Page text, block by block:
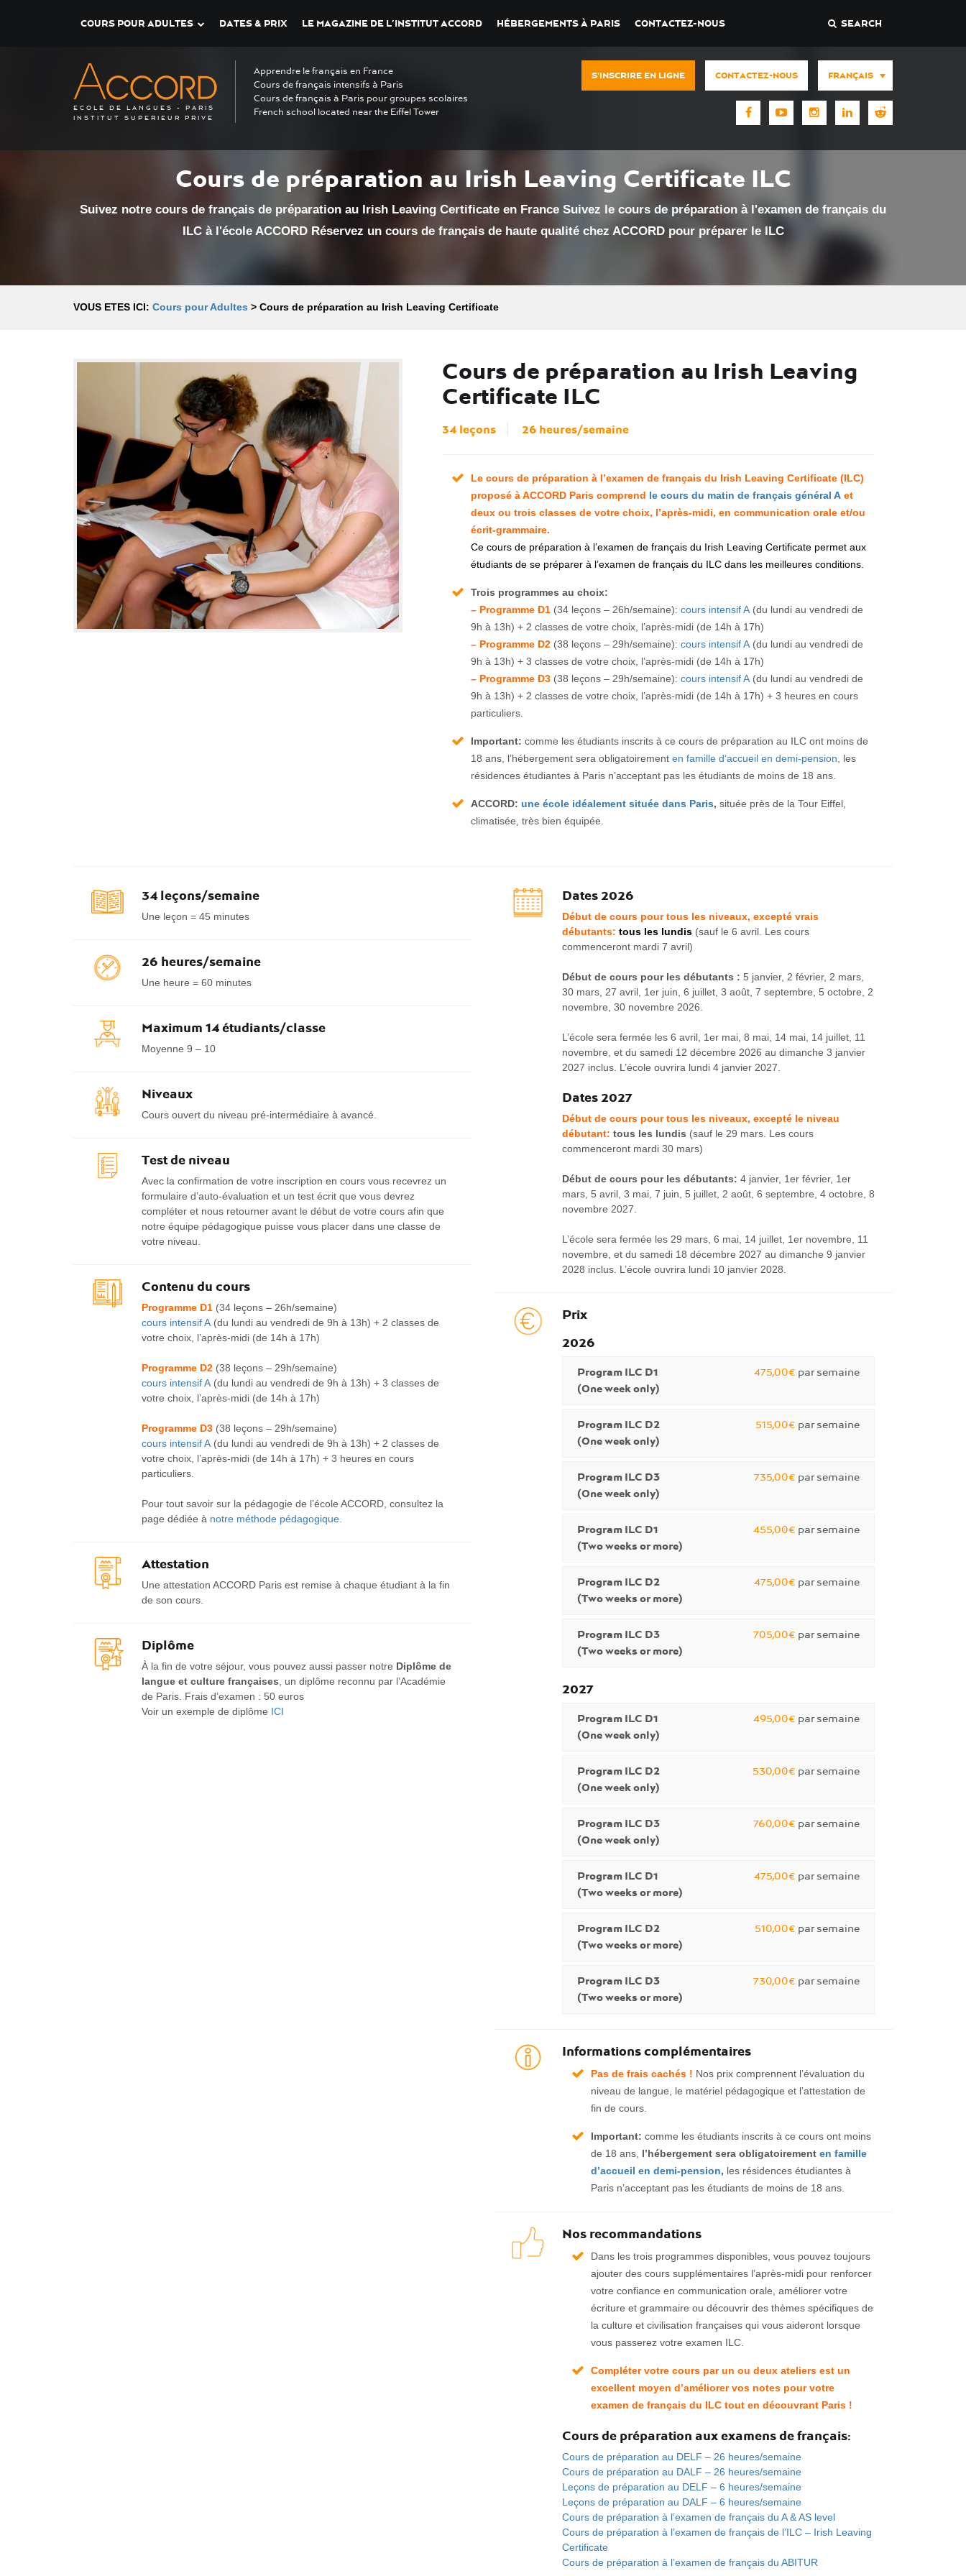
COURS POUR ADULTES DATES & PRIX LE MAGAZINE DE L’INSTITUT ACCORD HÉBERGEMENTS À PARIS CONTACTEZ-NOUS SEARCH
ECOLE DE LANGUES - PARIS
INSTITUT SUPERIEUR PRIVE
Apprendre le français en France
Cours de français intensifs à Paris
Cours de français à Paris pour groupes scolaires
French school located near the Eiffel Tower
S'INSCRIRE EN LIGNE CONTACTEZ-NOUS FRANÇAIS
Cours de préparation au Irish Leaving Certificate ILC
Suivez notre cours de français de préparation au Irish Leaving Certificate en France Suivez le cours de préparation à l'examen de français du
ILC à l'école ACCORD Réservez un cours de français de haute qualité chez ACCORD pour préparer le ILC
VOUS ETES ICI: Cours pour Adultes > Cours de préparation au Irish Leaving Certificate
Cours de préparation au Irish Leaving
Certificate ILC
34 leçons 26 heures/semaine
Le cours de préparation à l’examen de français du Irish Leaving Certificate (ILC)
proposé à ACCORD Paris comprend le cours du matin de français général Aet
deux ou trois classes de votre choix, l’après-midi, en communication orale et/ou
écrit-grammaire.
Ce cours de préparation à l’examen de français du Irish Leaving Certificate permet aux
étudiants de se préparer à l’examen de français du ILC dans les meilleures conditions.
Trois programmes au choix:
– Programme D1 (34 leçons – 26h/semaine): cours intensif A(du lundi au vendredi de
9h à 13h) + 2 classes de votre choix, l’après-midi (de 14h à 17h)
– Programme D2 (38 leçons – 29h/semaine): cours intensif A(du lundi au vendredi de
9h à 13h) + 3 classes de votre choix, l’après-midi (de 14h à 17h)
– Programme D3 (38 leçons – 29h/semaine): cours intensif A(du lundi au vendredi de
9h à 13h) + 2 classes de votre choix, l’après-midi (de 14h à 17h) + 3 heures en cours
particuliers.
Important: comme les étudiants inscrits à ce cours de préparation au ILC ont moins de
18 ans, l’hébergement sera obligatoirement en famille d’accueil en demi-pension , les
résidences étudiantes à Paris n’acceptant pas les étudiants de moins de 18 ans.
ACCORD: une école idéalement située dans Paris, située près de la Tour Eiffel,
climatisée, très bien équipée.
34 leçons/semaine
Une leçon = 45 minutes
26 heures/semaine
Une heure = 60 minutes
Maximum 14 étudiants/classe
Moyenne 9 – 10
Niveaux
Cours ouvert du niveau pré-intermédiaire à avancé.
Test de niveau
Avec la confirmation de votre inscription en cours vous recevrez un
formulaire d’auto-évaluation et un test écrit que vous devrez
compléter et nous retourner avant le début de votre cours afin que
notre équipe pédagogique puisse vous placer dans une classe de
votre niveau.
Contenu du cours
Programme D1 (34 leçons – 26h/semaine)
cours intensif A (du lundi au vendredi de 9h à 13h) + 2 classes de
votre choix, l’après-midi (de 14h à 17h)
Programme D2 (38 leçons – 29h/semaine)
cours intensif A (du lundi au vendredi de 9h à 13h) + 3 classes de
votre choix, l’après-midi (de 14h à 17h)
Programme D3 (38 leçons – 29h/semaine)
cours intensif A (du lundi au vendredi de 9h à 13h) + 2 classes de
votre choix, l’après-midi (de 14h à 17h) + 3 heures en cours
particuliers.
Pour tout savoir sur la pédagogie de l’école ACCORD, consultez la
page dédiée à notre méthode pédagogique.
Attestation
Une attestation ACCORD Paris est remise à chaque étudiant à la fin
de son cours.
Diplôme
À la fin de votre séjour, vous pouvez aussi passer notre Diplôme de
langue et culture françaises , un diplôme reconnu par l’Académie
de Paris. Frais d’examen : 50 euros
Voir un exemple de diplôme ICI
Dates 2026
Début de cours pour tous les niveaux, excepté vrais
débutants: tous les lundis (sauf le 6 avril. Les cours
commenceront mardi 7 avril)
Début de cours pour les débutants : 5 janvier, 2 février, 2 mars,
30 mars, 27 avril, 1er juin, 6 juillet, 3 août, 7 septembre, 5 octobre, 2
novembre, 30 novembre 2026.
L’école sera fermée les 6 avril, 1er mai, 8 mai, 14 mai, 14 juillet, 11
novembre, et du samedi 12 décembre 2026 au dimanche 3 janvier
2027 inclus. L’école ouvrira lundi 4 janvier 2027.
Dates 2027
Début de cours pour tous les niveaux, excepté le niveau
débutant: tous les lundis (sauf le 29 mars. Les cours
commenceront mardi 30 mars)
Début de cours pour les débutants: 4 janvier, 1er février, 1er
mars, 5 avril, 3 mai, 7 juin, 5 juillet, 2 août, 6 septembre, 4 octobre, 8
novembre 2027.
L’école sera fermée les 29 mars, 6 mai, 14 juillet, 1er novembre, 11
novembre, et du samedi 18 décembre 2027 au dimanche 9 janvier
2028 inclus. L’école ouvrira lundi 10 janvier 2028.
Prix
2026
Program ILC D1
(One week only)
475,00€ par semaine
Program ILC D2
(One week only)
515,00€ par semaine
Program ILC D3
(One week only)
735,00€ par semaine
Program ILC D1
(Two weeks or more)
455,00€ par semaine
Program ILC D2
(Two weeks or more)
475,00€ par semaine
Program ILC D3
(Two weeks or more)
705,00€ par semaine
2027
Program ILC D1
(One week only)
495,00€ par semaine
Program ILC D2
(One week only)
530,00€ par semaine
Program ILC D3
(One week only)
760,00€ par semaine
Program ILC D1
(Two weeks or more)
475,00€ par semaine
Program ILC D2
(Two weeks or more)
510,00€ par semaine
Program ILC D3
(Two weeks or more)
730,00€ par semaine
Informations complémentaires
Pas de frais cachés ! Nos prix comprennent l’évaluation du
niveau de langue, le matériel pédagogique et l’attestation de
fin de cours.
Important: comme les étudiants inscrits à ce cours ont moins
de 18 ans, l’hébergement sera obligatoirement en famille
d’accueil en demi-pension, les résidences étudiantes à
Paris n’acceptant pas les étudiants de moins de 18 ans.
Nos recommandations
Dans les trois programmes disponibles, vous pouvez toujours
ajouter des cours supplémentaires l’après-midi pour renforcer
votre confiance en communication orale, améliorer votre
écriture et grammaire ou découvrir des thèmes spécifiques de
la culture et civilisation françaises qui vous aideront lorsque
vous passerez votre examen ILC.
Compléter votre cours par un ou deux ateliers est un
excellent moyen d’améliorer vos notes pour votre
examen de français du ILC tout en découvrant Paris !
Cours de préparation aux examens de français:
Cours de préparation au DELF – 26 heures/semaine
Cours de préparation au DALF – 26 heures/semaine
Leçons de préparation au DELF – 6 heures/semaine
Leçons de préparation au DALF – 6 heures/semaine
Cours de préparation à l’examen de français du A & AS level
Cours de préparation à l’examen de français de l’ILC – Irish Leaving
Certificate
Cours de préparation à l’examen de français du ABITUR